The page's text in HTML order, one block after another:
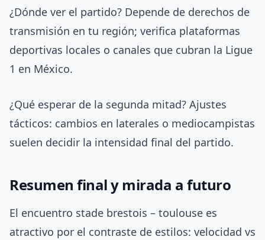
¿Dónde ver el partido? Depende de derechos de
transmisión en tu región; verifica plataformas
deportivas locales o canales que cubran la Ligue
1 en México.
¿Qué esperar de la segunda mitad? Ajustes
tácticos: cambios en laterales o mediocampistas
suelen decidir la intensidad final del partido.
Resumen final y mirada a futuro
El encuentro stade brestois – toulouse es
atractivo por el contraste de estilos: velocidad vs